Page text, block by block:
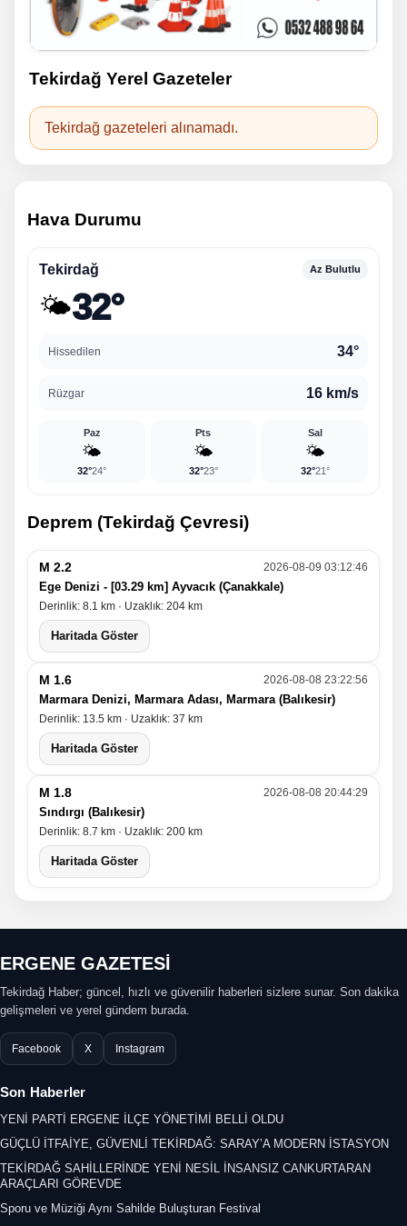
Tekirdağ Yerel Gazeteler
Tekirdağ gazeteleri alınamadı.
Hava Durumu
Tekirdağ Az Bulutlu
🌤️32°
Hissedilen 34°
Rüzgar 16 km/s
Paz
🌤️
32°24°
Pts
🌤️
32°23°
Sal
🌤️
32°21°
Deprem (Tekirdağ Çevresi)
M 2.2 2026-08-09 03:12:46
Ege Denizi - [03.29 km] Ayvacık (Çanakkale)
Derinlik: 8.1 km · Uzaklık: 204 km
Haritada Göster
M 1.6 2026-08-08 23:22:56
Marmara Denizi, Marmara Adası, Marmara (Balıkesir)
Derinlik: 13.5 km · Uzaklık: 37 km
Haritada Göster
M 1.8 2026-08-08 20:44:29
Sındırgı (Balıkesir)
Derinlik: 8.7 km · Uzaklık: 200 km
Haritada Göster
ERGENE GAZETESİ
Tekirdağ Haber; güncel, hızlı ve güvenilir haberleri sizlere sunar. Son dakika
gelişmeleri ve yerel gündem burada.
Facebook X Instagram
Son Haberler
YENİ PARTİ ERGENE İLÇE YÖNETİMİ BELLİ OLDU
GÜÇLÜ İTFAİYE, GÜVENLİ TEKİRDAĞ: SARAY’A MODERN İSTASYON
TEKİRDAĞ SAHİLLERİNDE YENİ NESİL İNSANSIZ CANKURTARAN
ARAÇLARI GÖREVDE
Sporu ve Müziği Aynı Sahilde Buluşturan Festival